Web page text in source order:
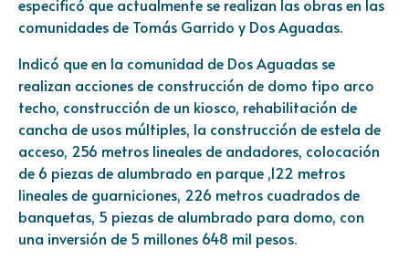
especificó que actualmente se realizan las obras en las
comunidades de Tomás Garrido y Dos Aguadas.
Indicó que en la comunidad de Dos Aguadas se
realizan acciones de construcción de domo tipo arco
techo, construcción de un kiosco, rehabilitación de
cancha de usos múltiples, la construcción de estela de
acceso, 256 metros lineales de andadores, colocación
de 6 piezas de alumbrado en parque ,122 metros
lineales de guarniciones, 226 metros cuadrados de
banquetas, 5 piezas de alumbrado para domo, con
una inversión de 5 millones 648 mil pesos.